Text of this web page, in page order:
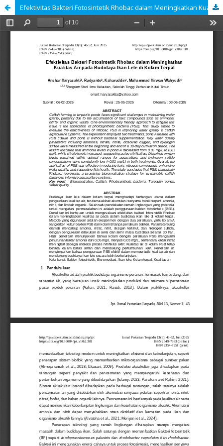
Efektivitas Bakteri Fotosintetik Rhobac dalam Meningkatkan Kualitas Air pada Budidaya Ikan Lele di Kolam Terpal